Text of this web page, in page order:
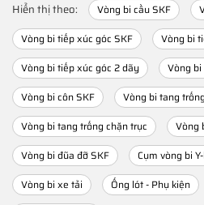
Hiển thị theo: Vòng bi cầu SKF
Vòng bi tiếp xúc góc SKF
Vòng bi
Vòng bi tiếp xúc góc 2 dãy
Vòng
Vòng bi côn SKF
Vòng bi tang
Vòng bi tang trống chặn trục
Vòng
Vòng bi đũa đỡ SKF
Cụm vòng bi
Vòng bi xe tải
Ống lót - Phụ kiện